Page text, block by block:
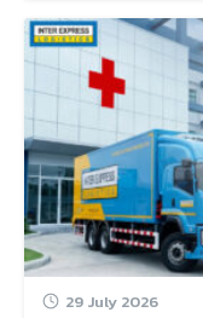
29 July 2026